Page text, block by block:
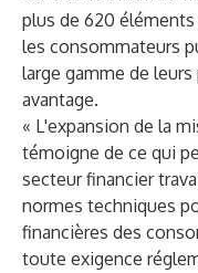
plus de 620
les consommateurs
large gamme de
avantage.
« L'expansion de la
témoigne de ce qui
secteur financier
normes techniques
financières des
toute exigence